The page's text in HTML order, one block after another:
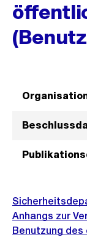
Anhangs zur
Benutzung